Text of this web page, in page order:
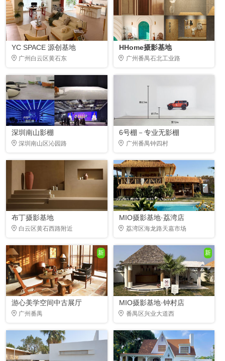
YC SPACE 源创基地
广州白云区黄石东
HHome摄影基地
广州番禺石北工业路
深圳南山影棚
深圳南山区沁园路
6号棚－专业无影棚
广州番禺钟四村
布丁摄影基地
白云区黄石西路附近
MIO摄影基地·荔湾店
荔湾区海龙路天嘉市场
新
游心美学空间中古展厅
广州番禺
新
MIO摄影基地·钟村店
番禺区兴业大道西